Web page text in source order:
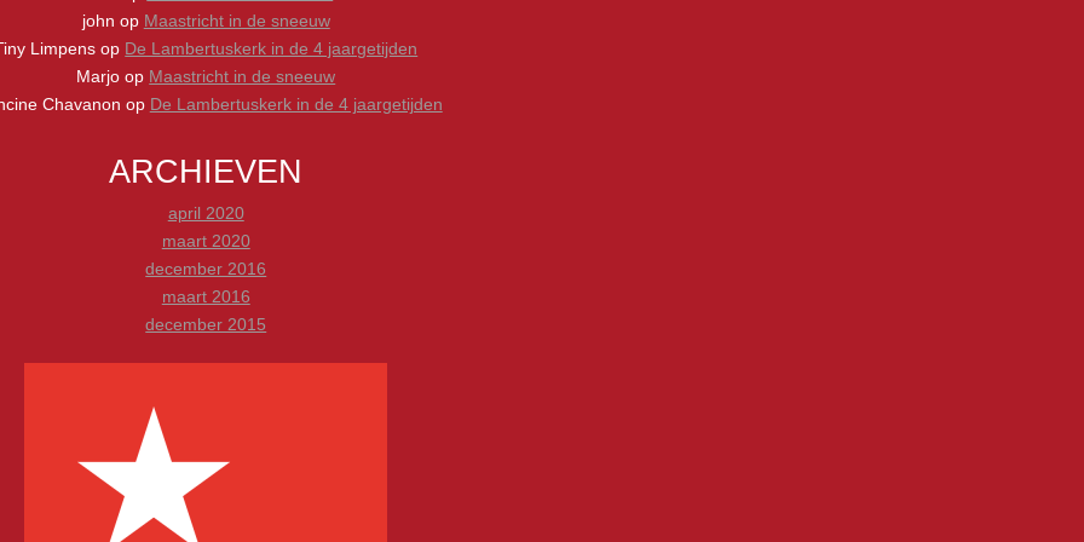
john op Maastricht in de sneeuw
Limpens op De Lambertuskerk in de 4 jaargetijden
Marjo op Maastricht in de sneeuw
Chavanon op De Lambertuskerk in de 4 jaargetijden
ARCHIEVEN
april 2020
maart 2020
december 2016
maart 2016
december 2015